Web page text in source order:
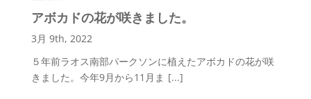
アボカドの花が咲きました。
3月 9th, 2022
５年前ラオス南部パークソンに植えたアボカドの花が咲
きました。今年9月から11月ま [...]